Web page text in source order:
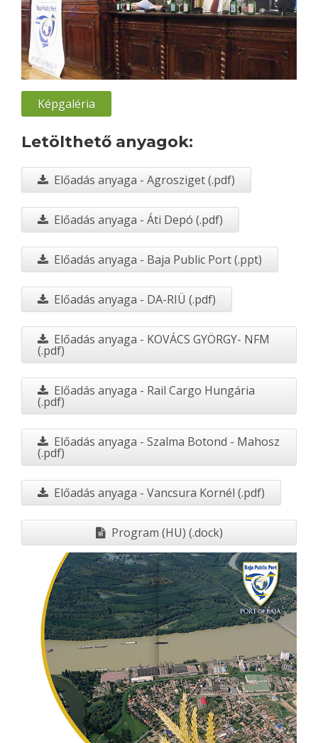
Képgaléria
Letölthető anyagok:
Előadás anyaga - Agrosziget (.pdf)
Előadás anyaga - Áti Depó (.pdf)
Előadás anyaga - Baja Public Port (.ppt)
Előadás anyaga - DA-RIÜ (.pdf)
Előadás anyaga - KOVÁCS GYÖRGY- NFM
(.pdf)
Előadás anyaga - Rail Cargo Hungária
(.pdf)
Előadás anyaga - Szalma Botond - Mahosz
(.pdf)
Előadás anyaga - Vancsura Kornél (.pdf)
Program (HU) (.dock)